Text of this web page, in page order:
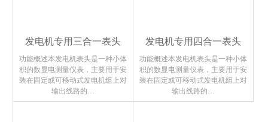
发电机专用三合一表头
功能概述本发电机表头是一种小体
积的数显电测量仪表，主要用于安
装在固定或可移动式发电机组上对
输出线路的…
发电机专用四合一表头
功能概述本发电机表头是一种小体
积的数显电测量仪表，主要用于安
装在固定或可移动式发电机组上对
输出线路的…